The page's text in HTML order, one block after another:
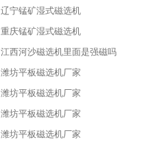
辽宁锰矿湿式磁选机
重庆锰矿湿式磁选机
江西河沙磁选机里面是强磁吗
潍坊平板磁选机厂家
潍坊平板磁选机厂家
潍坊平板磁选机厂家
潍坊平板磁选机厂家